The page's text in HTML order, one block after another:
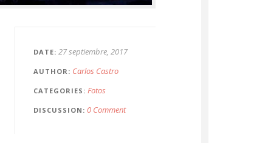
DATE 27 septiembre, 2017
AUTHOR Carlos Castro
CATEGORIES Fotos
DISCUSSION 0 Comment